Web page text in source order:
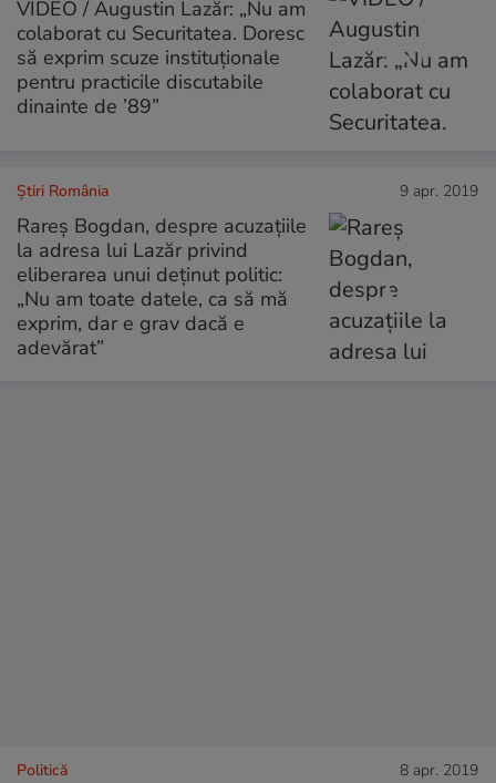
VIDEO / Augustin Lazăr: „Nu am
colaborat cu Securitatea. Doresc
să exprim scuze instituționale
pentru practicile discutabile
dinainte de ’89”
Știri România 9 apr. 2019
Rareș Bogdan, despre acuzațiile
la adresa lui Lazăr privind
eliberarea unui deținut politic:
„Nu am toate datele, ca să mă
exprim, dar e grav dacă e
adevărat”
Politică 8 apr. 2019